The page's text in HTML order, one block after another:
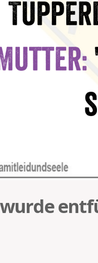
wurde